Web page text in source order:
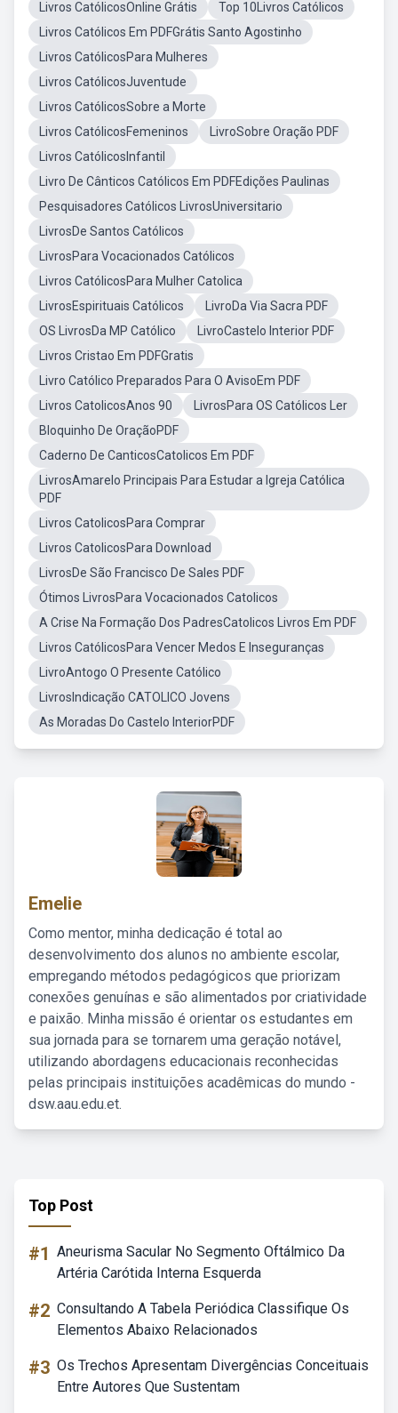
Livros CatólicosOnline Grátis
Top 10Livros Católicos
Livros Católicos Em PDFGrátis Santo Agostinho
Livros CatólicosPara Mulheres
Livros CatólicosJuventude
Livros CatólicosSobre a Morte
Livros CatólicosFemeninos
LivroSobre Oração PDF
Livros CatólicosInfantil
Livro De Cânticos Católicos Em PDFEdições Paulinas
Pesquisadores Católicos LivrosUniversitario
LivrosDe Santos Católicos
LivrosPara Vocacionados Católicos
Livros CatólicosPara Mulher Catolica
LivrosEspirituais Católicos
LivroDa Via Sacra PDF
OS LivrosDa MP Católico
LivroCastelo Interior PDF
Livros Cristao Em PDFGratis
Livro Católico Preparados Para O AvisoEm PDF
Livros CatolicosAnos 90
LivrosPara OS Católicos Ler
Bloquinho De OraçãoPDF
Caderno De CanticosCatolicos Em PDF
LivrosAmarelo Principais Para Estudar a Igreja Católica
PDF
Livros CatolicosPara Comprar
Livros CatolicosPara Download
LivrosDe São Francisco De Sales PDF
Ótimos LivrosPara Vocacionados Catolicos
A Crise Na Formação Dos PadresCatolicos Livros Em PDF
Livros CatólicosPara Vencer Medos E Inseguranças
LivroAntogo O Presente Católico
LivrosIndicação CATOLICO Jovens
As Moradas Do Castelo InteriorPDF
Emelie
Como mentor, minha dedicação é total ao
desenvolvimento dos alunos no ambiente escolar,
empregando métodos pedagógicos que priorizam
conexões genuínas e são alimentados por criatividade
e paixão. Minha missão é orientar os estudantes em
sua jornada para se tornarem uma geração notável,
utilizando abordagens educacionais reconhecidas
pelas principais instituições acadêmicas do mundo -
dsw.aau.edu.et.
Top Post
#1 Aneurisma Sacular No Segmento Oftálmico Da
Artéria Carótida Interna Esquerda
#2 Consultando A Tabela Periódica Classifique Os
Elementos Abaixo Relacionados
#3 Os Trechos Apresentam Divergências Conceituais
Entre Autores Que Sustentam